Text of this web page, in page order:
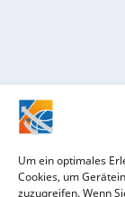
Um ein optimales
Cookies, um
zuzugreifen. Wenn